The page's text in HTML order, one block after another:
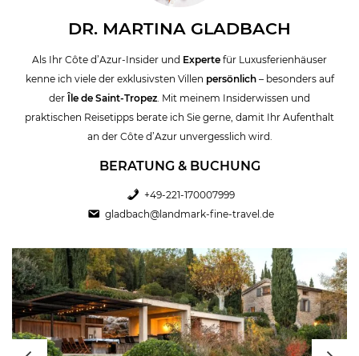
d’Azur. Die Küste ist für viele der Inbegriff von Luxus. Ein Ferienhaus
an der Côte d’Azur gilt daher als ideale Basis für einen luxuriösen
Alltagsstress und die Routine vergessen. Mehr Infos über diese
herrliche Ferienregion finden Sie in unseren Blogbeitrag über die
Cote d’Azur. Schauen Sie sich unsere Ferienvillen an der Cote d’Azur
in Ruhe an. Wir beraten Sie gerne um Ihr passendes Ferienhaus in
Südfrankreich zu finden und freuen uns auf Ihren Anruf oder Ihre e-
mail. Vielleicht interessieren Sie sich auch für unsere
DR. MARTINA GLADBACH
Als Ihr Côte d’Azur-Insider und Experte für Luxusferienhäuser
kenne ich viele der exklusivsten Villen persönlich– besonders auf
der Île de Saint-Tropez. Mit meinem Insiderwissen und
praktischen Reisetipps berate ich Sie gerne, damit Ihr Aufenthalt
an der Côte d’Azur unvergesslich wird.
BERATUNG & BUCHUNG
+49-221-170007999
gladbach@landmark-fine-travel.de